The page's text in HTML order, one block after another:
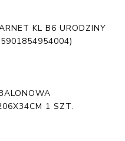
KL B6 URODZINY
1 SZT.